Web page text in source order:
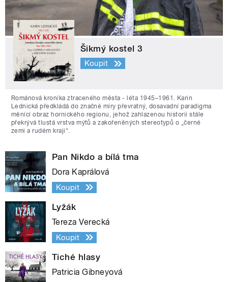
Šikmý kostel 3
Koupit
Románová kronika ztraceného města - léta 1945–1961. Karin
Lednická předkládá do značné míry převratný, dosavadní paradigma
měnící obraz hornického regionu, jehož zahlazenou historii stále
překrývá tlustá vrstva mýtů a zakořeněných stereotypů o „černé
zemi a rudém kraji“.
Pan Nikdo a bílá tma
Dora Kaprálová
Koupit
Lyžák
Tereza Verecká
Koupit
Tiché hlasy
Patricia Gibneyová